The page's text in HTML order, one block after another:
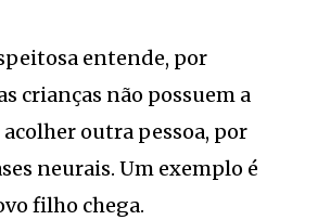
entende, por
crianças não possuem a
acolher outra pessoa, por
neurais. Um exemplo é
filho chega.